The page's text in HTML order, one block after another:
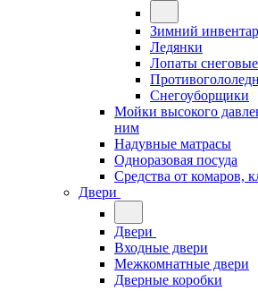
Зимний
Ледянки
Лопаты снеговые
Снегоуборщики
Мойки высокого
ним
Надувные матрасы
Одноразовая посуда
Средства от комаров,
Двери
Двери
Входные двери
Межкомнатные двери
Дверные коробки